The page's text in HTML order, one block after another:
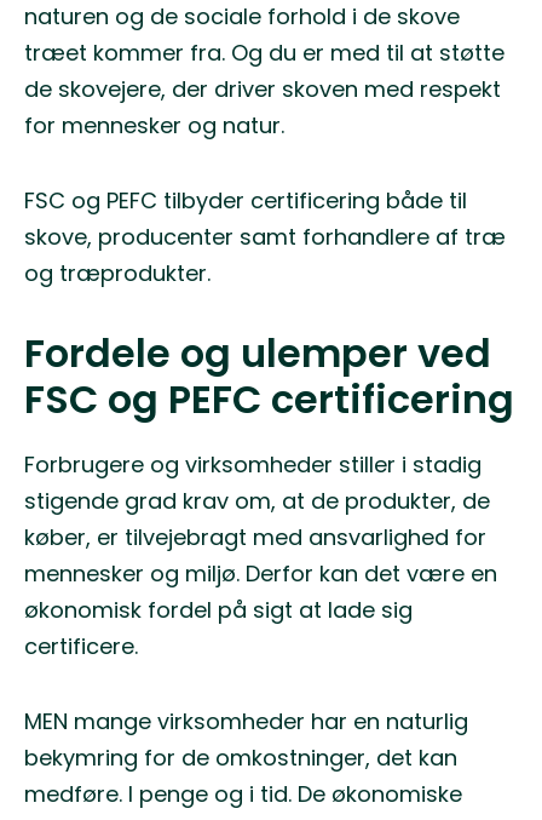
naturen og de sociale forhold i de skove
træet kommer fra. Og du er med til at støtte
de skovejere, der driver skoven med respekt
for mennesker og natur.
FSC og PEFC tilbyder certificering både til
skove, producenter samt forhandlere af træ
og træprodukter.
Fordele og ulemper ved
FSC og PEFC certificering
Forbrugere og virksomheder stiller i stadig
stigende grad krav om, at de produkter, de
køber, er tilvejebragt med ansvarlighed for
mennesker og miljø. Derfor kan det være en
økonomisk fordel på sigt at lade sig
certificere.
MEN mange virksomheder har en naturlig
bekymring for de omkostninger, det kan
medføre. I penge og i tid. De økonomiske